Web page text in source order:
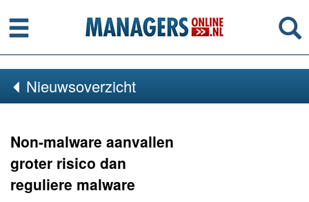
Menu
Nieuwsoverzicht
Non-malware aanvallen
groter risico dan
reguliere malware